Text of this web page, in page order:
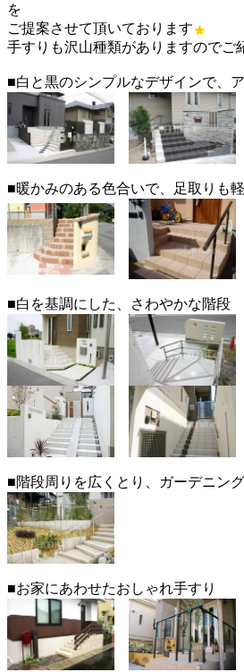
を
ご提案させて頂いております
手すりも沢山種類がありますのでご
■白と黒のシンプルなデザインで、
■暖かみのある色合いで、足取りも
■白を基調にした、さわやかな階段
■階段周りを広くとり、ガーデニン
■お家にあわせたおしゃれ手すり